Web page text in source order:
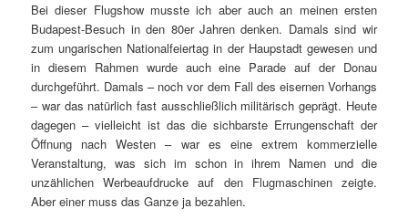
Bei dieser Flugshow musste ich aber auch an meinen ersten
Budapest-Besuch in den 80er Jahren denken. Damals sind wir
zum ungarischen Nationalfeiertag in der Haupstadt gewesen und
in diesem Rahmen wurde auch eine Parade auf der Donau
durchgeführt. Damals – noch vor dem Fall des eisernen Vorhangs
– war das natürlich fast ausschließlich militärisch geprägt. Heute
dagegen – vielleicht ist das die sichbarste Errungenschaft der
Öffnung nach Westen – war es eine extrem kommerzielle
Veranstaltung, was sich im schon in ihrem Namen und die
unzählichen Werbeaufdrucke auf den Flugmaschinen zeigte.
Aber einer muss das Ganze ja bezahlen.